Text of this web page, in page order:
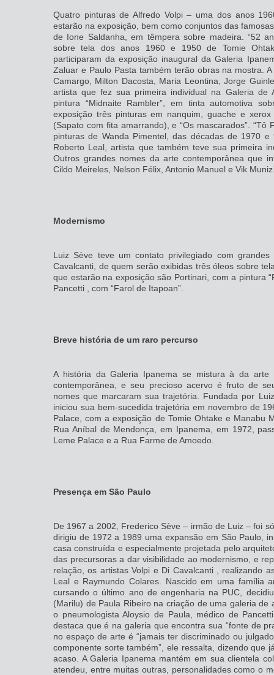
Quatro pinturas de Alfredo Volpi – uma dos anos
estarão na exposição, bem como conjuntos das
de Ione Saldanha, em têmpera sobre madeira. “52
sobre tela dos anos 1960 e 1950 de Tomie
participaram da exposição inaugural da Galeria
Zaluar e Paulo Pasta também terão obras na mostra.
Camargo, Milton Dacosta, Maria Leontina, Jorge
artista que fez sua primeira individual na Galeria de
pintura “Midnaite Rambler”, em tinta automotiva
exposição três pinturas em nanquim, guache e xerox
(Sapato com fita amarrando), e “Os mascarados”. “Tô
pinturas de Wanda Pimentel, das décadas de 1970
Roberto Leal, artista que também teve sua primeira
Outros grandes nomes da arte contemporânea que
Cildo Meireles, Nelson Félix, Antonio Manuel e Vik
Modernismo
Luiz Sève teve um contato privilegiado com
Cavalcanti, de quem serão exibidas três óleos sobre
que estarão na exposição são Portinari, com a pintura
Pancetti , com “Farol de Itapoan”.
Breve história de um raro percurso
A história da Galeria Ipanema se mistura à da
contemporânea, e seu precioso acervo é fruto de
nomes que marcaram sua trajetória. Fundada por
iniciou sua bem-sucedida trajetória em novembro de
Palace, com a exposição de Tomie Ohtake e Manabu
Rua Aníbal de Mendonça, em Ipanema, em 1972,
Leme Palace e a Rua Farme de Amoedo.
Presença em São Paulo
De 1967 a 2002, Frederico Sève – irmão de Luiz – foi
dirigiu de 1972 a 1989 uma expansão em São Paulo,
casa construída e especialmente projetada pelo
das precursoras a dar visibilidade ao modernismo, e
relação, os artistas Volpi e Di Cavalcanti , realizando
Leal e Raymundo Colares. Nascido em uma família
cursando o último ano de engenharia na PUC,
(Marilu) de Paula Ribeiro na criação de uma galeria
o pneumologista Aloysio de Paula, médico de
destaca que é na galeria que encontra sua “fonte de
no espaço de arte é “jamais ter discriminado ou
componente sorte também”, ele ressalta, dizendo que
acaso. A Galeria Ipanema mantém em sua clientela
atendeu, entre muitas outras, personalidades como o